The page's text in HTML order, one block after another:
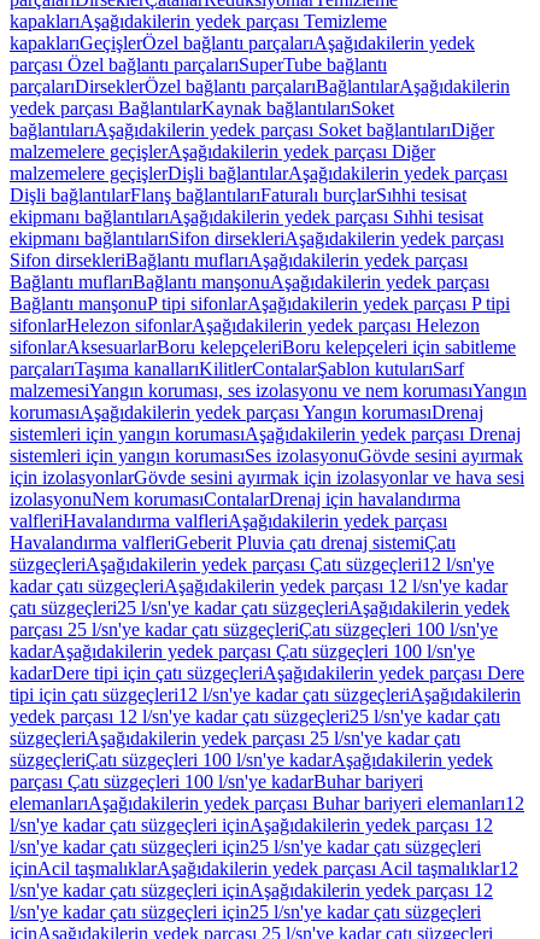
kapaklarıAşağıdakilerin yedek parçası Temizleme
kapaklarıGeçişlerÖzel bağlantı parçalarıAşağıdakilerin yedek
parçası Özel bağlantı parçalarıSuperTube bağlantı
parçalarıDirseklerÖzel bağlantı parçalarıBağlantılarAşağıdakilerin
yedek parçası BağlantılarKaynak bağlantılarıSoket
bağlantılarıAşağıdakilerin yedek parçası Soket bağlantılarıDiğer
malzemelere geçişlerAşağıdakilerin yedek parçası Diğer
malzemelere geçişlerDişli bağlantılarAşağıdakilerin yedek parçası
Dişli bağlantılarFlanş bağlantılarıFaturalı burçlarSıhhi tesisat
ekipmanı bağlantılarıAşağıdakilerin yedek parçası Sıhhi tesisat
ekipmanı bağlantılarıSifon dirsekleriAşağıdakilerin yedek parçası
Sifon dirsekleriBağlantı muflarıAşağıdakilerin yedek parçası
Bağlantı muflarıBağlantı manşonuAşağıdakilerin yedek parçası
Bağlantı manşonuP tipi sifonlarAşağıdakilerin yedek parçası P tipi
sifonlarHelezon sifonlarAşağıdakilerin yedek parçası Helezon
sifonlarAksesuarlarBoru kelepçeleriBoru kelepçeleri için sabitleme
parçalarıTaşıma kanallarıKilitlerContalarŞablon kutularıSarf
malzemesiYangın koruması, ses izolasyonu ve nem korumasıYangın
korumasıAşağıdakilerin yedek parçası Yangın korumasıDrenaj
sistemleri için yangın korumasıAşağıdakilerin yedek parçası Drenaj
sistemleri için yangın korumasıSes izolasyonuGövde sesini ayırmak
için izolasyonlarGövde sesini ayırmak için izolasyonlar ve hava sesi
izolasyonuNem korumasıContalarDrenaj için havalandırma
valfleriHavalandırma valfleriAşağıdakilerin yedek parçası
Havalandırma valfleriGeberit Pluvia çatı drenaj sistemiÇatı
süzgeçleriAşağıdakilerin yedek parçası Çatı süzgeçleri12 l/sn'ye
kadar çatı süzgeçleriAşağıdakilerin yedek parçası 12 l/sn'ye kadar
çatı süzgeçleri25 l/sn'ye kadar çatı süzgeçleriAşağıdakilerin yedek
parçası 25 l/sn'ye kadar çatı süzgeçleriÇatı süzgeçleri 100 l/sn'ye
kadarAşağıdakilerin yedek parçası Çatı süzgeçleri 100 l/sn'ye
kadarDere tipi için çatı süzgeçleriAşağıdakilerin yedek parçası Dere
tipi için çatı süzgeçleri12 l/sn'ye kadar çatı süzgeçleriAşağıdakilerin
yedek parçası 12 l/sn'ye kadar çatı süzgeçleri25 l/sn'ye kadar çatı
süzgeçleriAşağıdakilerin yedek parçası 25 l/sn'ye kadar çatı
süzgeçleriÇatı süzgeçleri 100 l/sn'ye kadarAşağıdakilerin yedek
parçası Çatı süzgeçleri 100 l/sn'ye kadarBuhar bariyeri
elemanlarıAşağıdakilerin yedek parçası Buhar bariyeri elemanları12
l/sn'ye kadar çatı süzgeçleri içinAşağıdakilerin yedek parçası 12
l/sn'ye kadar çatı süzgeçleri için25 l/sn'ye kadar çatı süzgeçleri
içinAcil taşmalıklarAşağıdakilerin yedek parçası Acil taşmalıklar12
l/sn'ye kadar çatı süzgeçleri içinAşağıdakilerin yedek parçası 12
l/sn'ye kadar çatı süzgeçleri için25 l/sn'ye kadar çatı süzgeçleri
içinAşağıdakilerin yedek parçası 25 l/sn'ye kadar çatı süzgeçleri